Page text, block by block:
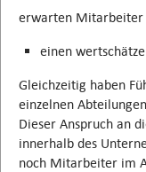
erwarten Mitarbeiter
einen
Gleichzeitig haben
einzelnen
Dieser Anspruch an
innerhalb des
noch Mitarbeiter im